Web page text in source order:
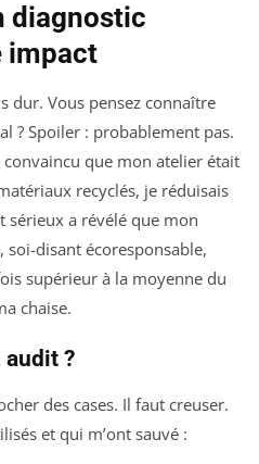
diagnostic
impact
dur. Vous pensez connaître
? Spoiler : probablement pas.
convaincu que mon atelier était
recyclés, je réduisais
sérieux a révélé que mon
disant écoresponsable,
supérieur à la moyenne du
chaise.
audit ?
des cases. Il faut creuser.
et qui m’ont sauvé :